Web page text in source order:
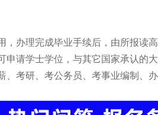
办理完成毕业手续后，由所报读
请学士学位，与其它国家承认的
考研、考公务员、考事业编制、办